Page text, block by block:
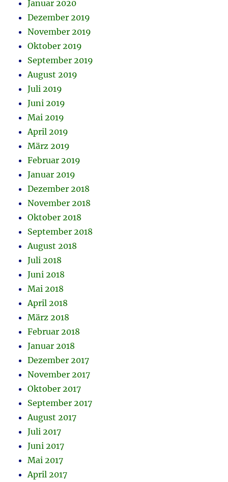
Januar 2020
Dezember 2019
November 2019
Oktober 2019
September 2019
August 2019
Juli 2019
Juni 2019
Mai 2019
April 2019
März 2019
Februar 2019
Januar 2019
Dezember 2018
November 2018
Oktober 2018
September 2018
August 2018
Juli 2018
Juni 2018
Mai 2018
April 2018
März 2018
Februar 2018
Januar 2018
Dezember 2017
November 2017
Oktober 2017
September 2017
August 2017
Juli 2017
Juni 2017
Mai 2017
April 2017